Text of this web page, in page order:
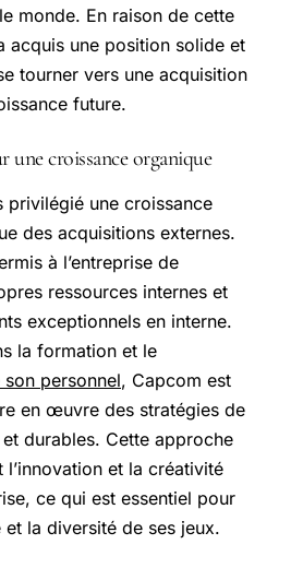
monde. En raison de cette
acquis une position solide et
tourner vers une acquisition
future.
une croissance organique
privilégié une croissance
des acquisitions externes.
à l’entreprise de
ressources internes et
exceptionnels en interne.
la formation et le
personnel, Capcom est
en œuvre des stratégies de
durables. Cette approche
et la créativité
ce qui est essentiel pour
la diversité de ses jeux.